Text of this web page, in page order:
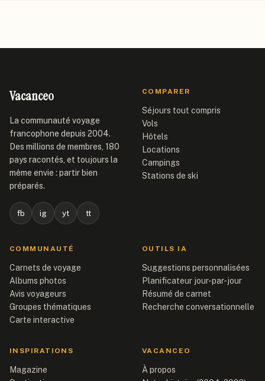
Vacanceo
La communauté voyage
francophone depuis 2004.
Des millions de membres, 180
pays racontés, et toujours la
même envie : partir bien
préparés.
fb ig yt tt
COMPARER
Séjours tout compris
Vols
Hôtels
Locations
Campings
Stations de ski
COMMUNAUTÉ
Carnets de voyage
Albums photos
Avis voyageurs
Groupes thématiques
Carte interactive
OUTILS IA
Suggestions personnalisées
Planificateur jour-par-jour
Résumé de carnet
Recherche conversationnelle
INSPIRATIONS
Magazine
VACANCEO
À propos